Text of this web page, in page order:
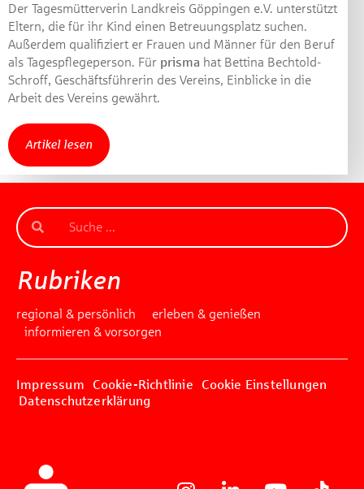
Der Tagesmütterverin Landkreis Göppingen e.V. unterstützt
Eltern, die für ihr Kind einen Betreuungsplatz suchen.
Außerdem qualifiziert er Frauen und Männer für den Beruf
als Tagespflegeperson. Für prisma hat Bettina Bechtold-
Schroff, Geschäftsführerin des Vereins, Einblicke in die
Arbeit des Vereins gewährt.
Artikel lesen
Rubriken
regional & persönlich
erleben & genießen
informieren & vorsorgen
Impressum Cookie-Richtlinie
Cookie Einstellungen
Datenschutzerklärung
Beantworten Sie einfach folgende Frage:
Welches Jubiläum feiert die Kreissparkasse
Göppingen in diesem Jahr?
Gewinnspiel geschlossen